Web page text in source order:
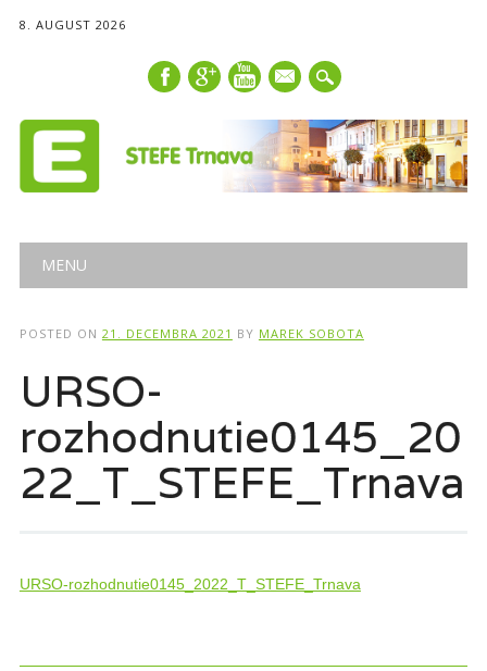
8. AUGUST 2026
mail
Main menu
MENU
POSTED ON 21. DECEMBRA 2021 BY MAREK SOBOTA
URSO-
rozhodnutie0145_20
22_T_STEFE_Trnava
URSO-rozhodnutie0145_2022_T_STEFE_Trnava